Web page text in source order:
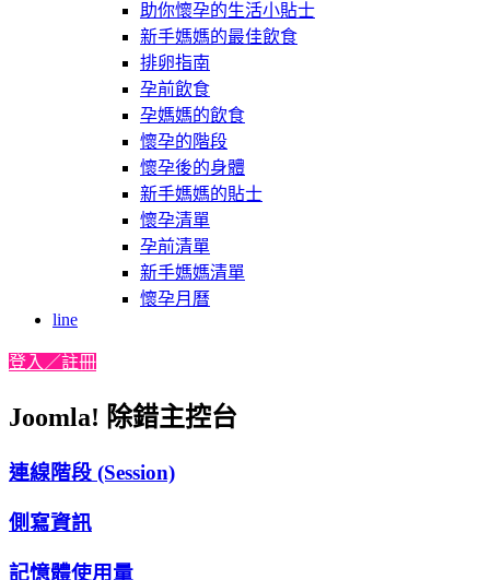
助你懷孕的生活小貼士
新手媽媽的最佳飲食
排卵指南
孕前飲食
孕媽媽的飲食
懷孕的階段
懷孕後的身體
新手媽媽的貼士
懷孕清單
孕前清單
新手媽媽清單
懷孕月曆
line
登入／註冊
Joomla! 除錯主控台
連線階段 (Session)
側寫資訊
記憶體使用量